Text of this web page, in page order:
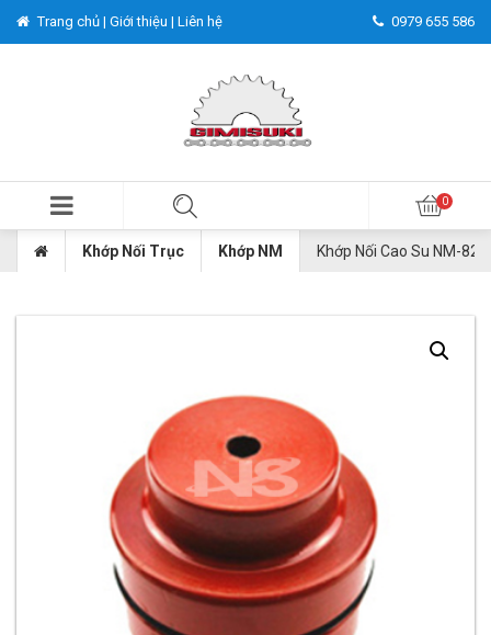
Trang chủ | Giới thiệu | Liên hệ 0979 655 586
Khớp Nối Trục Khớp NM Khớp Nối Cao Su NM-82